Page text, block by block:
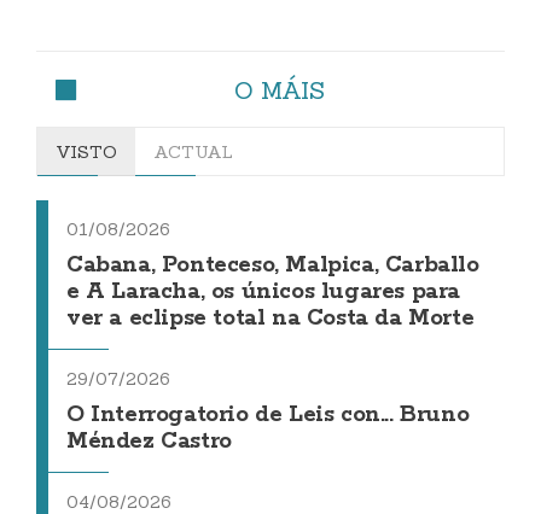
O MÁIS
VISTO ACTUAL
01/08/2026
Cabana, Ponteceso, Malpica, Carballo
e A Laracha, os únicos lugares para
ver a eclipse total na Costa da Morte
29/07/2026
O Interrogatorio de Leis con... Bruno
Méndez Castro
04/08/2026